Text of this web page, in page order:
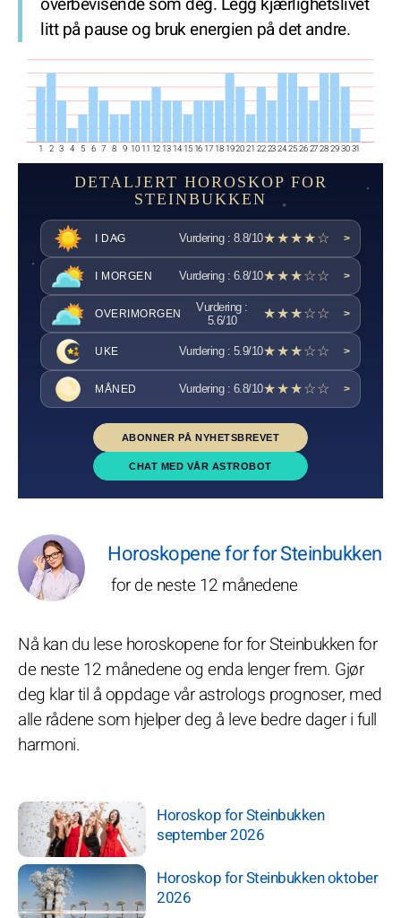
1 2 3 4 5 6 7 8 9 10 11 12 13 14 15 16 17 18 192021 22232425262728293031
litt på pause og bruk energien på det andre.
DETALJERT HOROSKOP FOR
STEINBUKKEN
I DAG Vurdering : 8.8/10★★★★☆ >
I MORGEN Vurdering : 6.8/10★★★☆☆ >
OVERIMORGEN
Vurdering :
5.6/10
★★★☆☆ >
UKE Vurdering : 5.9/10★★★☆☆ >
MÅNED Vurdering : 6.8/10★★★☆☆ >
ABONNER PÅ NYHETSBREVET
CHAT MED VÅR ASTROBOT
Horoskopene for for Steinbukken
for de neste 12 månedene
Nå kan du lese horoskopene for for Steinbukken for
de neste 12 månedene og enda lenger frem. Gjør
deg klar til å oppdage vår astrologs prognoser, med
alle rådene som hjelper deg å leve bedre dager i full
harmoni.
Horoskop for Steinbukken
september 2026
Horoskop for Steinbukken oktober
2026